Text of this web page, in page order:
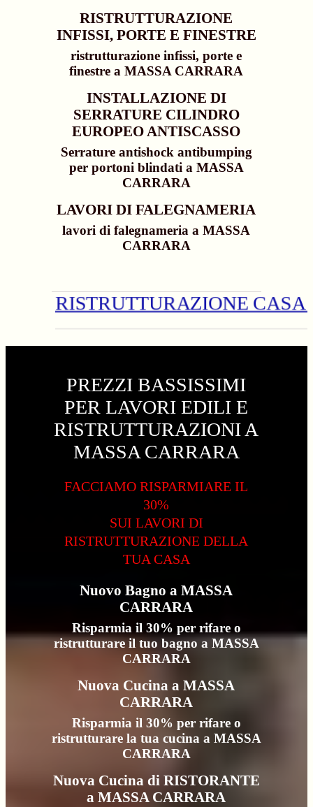
RISTRUTTURAZIONE
INFISSI, PORTE E FINESTRE
ristrutturazione infissi, porte e
finestre a MASSA CARRARA
INSTALLAZIONE DI
SERRATURE CILINDRO
EUROPEO ANTISCASSO
Serrature antishock antibumping
per portoni blindati a MASSA
CARRARA
LAVORI DI FALEGNAMERIA
lavori di falegnameria a MASSA
CARRARA
CASA A
PREZZI BASSISSIMI
PER LAVORI EDILI E
RISTRUTTURAZIONI A
MASSA CARRARA
FACCIAMO RISPARMIARE IL
30%
SUI LAVORI DI
RISTRUTTURAZIONE DELLA
TUA CASA
Nuovo Bagno a MASSA
CARRARA
Risparmia il 30% per rifare o
ristrutturare il tuo bagno a MASSA
CARRARA
Nuova Cucina a MASSA
CARRARA
Risparmia il 30% per rifare o
ristrutturare la tua cucina a MASSA
CARRARA
Nuova Cucina di RISTORANTE
a MASSA CARRARA